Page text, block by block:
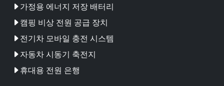
가정용 에너지 저장 배터리
캠핑 비상 전원 공급 장치
전기차 모바일 충전 시스템
자동차 시동기 축전지
휴대용 전원 은행